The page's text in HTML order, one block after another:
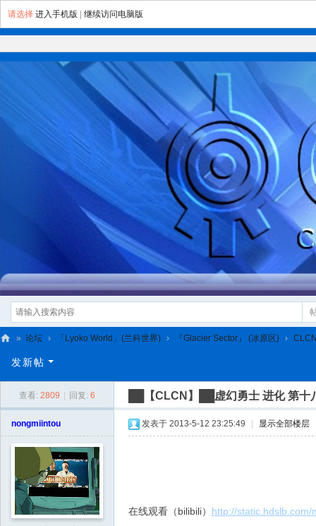
请选择 进入手机版 继续访问电脑版
L
» 论坛 › 「Lyoko World」(兰科世界) › 『Glacier Sector』 (冰原区) ›
发新帖
查看: 2809 回复: 6 ██【CLCN】██虚幻勇士 进化 第十
nongmiintou 发表于 2013-5-12 23:25:49 显示全部楼层
在线观看（bilibili） http://static.hdslb.com/